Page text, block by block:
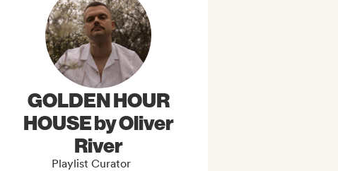
GOLDEN HOUR
HOUSE by Oliver
River
Playlist Curator